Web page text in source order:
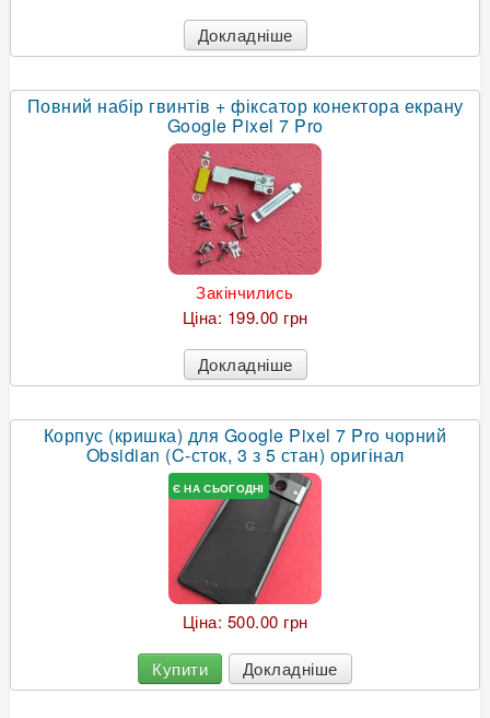
Докладніше
Повний набір гвинтів + фіксатор конектора екрану
Google Pixel 7 Pro
Закінчились
Ціна: 199.00 грн
Докладніше
Корпус (кришка) для Google Pixel 7 Pro чорний
Obsidian (C-сток, 3 з 5 стан) оригінал
Є НА СЬОГОДНІ
Ціна: 500.00 грн
Купити Докладніше